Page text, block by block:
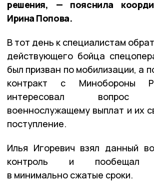
решения, — пояснила
Ирина Попова.
В тот день к специалистам
действующего бойца
был призван по мобилизации, а
контракт с Минобороны
интересовал вопрос
военнослужащему выплат и их
поступление.
Илья Игоревич взял данный
контроль и пообещал
в минимально сжатые сроки.